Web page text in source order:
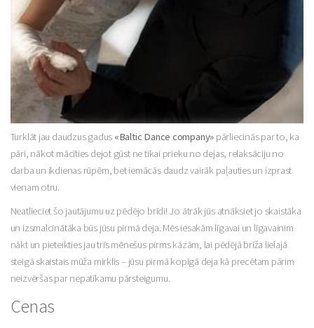
Turklāt jau daudzus gadus «Baltic Dance company» pārliecinās par to, ka
pāri, nākot mācīties dejot gūst ne tikai prieku no dejas, relaksāciju no
darba un ikdienas rūpēm, bet iemācās daudz vairāk paļauties un izprast
vienam otru.
Neatlieciet šo jautājumu uz pēdējo brīdi! Jo ātrāk jūs atnāksiet jo skaistāka
un izsmalcinātāka būs jūsu pirmā deja. Mēs iesakām līgavai un līgavainim
nākt un pieteikties jau trīs mēnešus pirms kāzām, lai pēdējā brīža lielajā
steigā skaistais mūža mirklis – jūsu pirmā kopīgā deja kā precētam pārim
neizvēršas par nepatīkamu pārsteigumu.
Cenas